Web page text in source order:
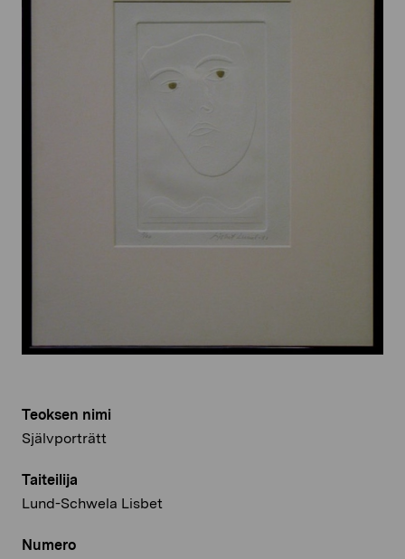
Teoksen nimi
Självporträtt
Taiteilija
Lund-Schwela Lisbet
Numero